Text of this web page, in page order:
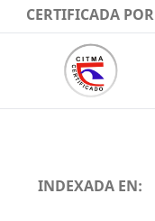
CERTIFICADA POR
INDEXADA EN: